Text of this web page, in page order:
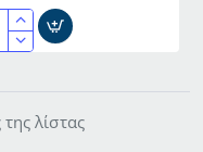
λίστας